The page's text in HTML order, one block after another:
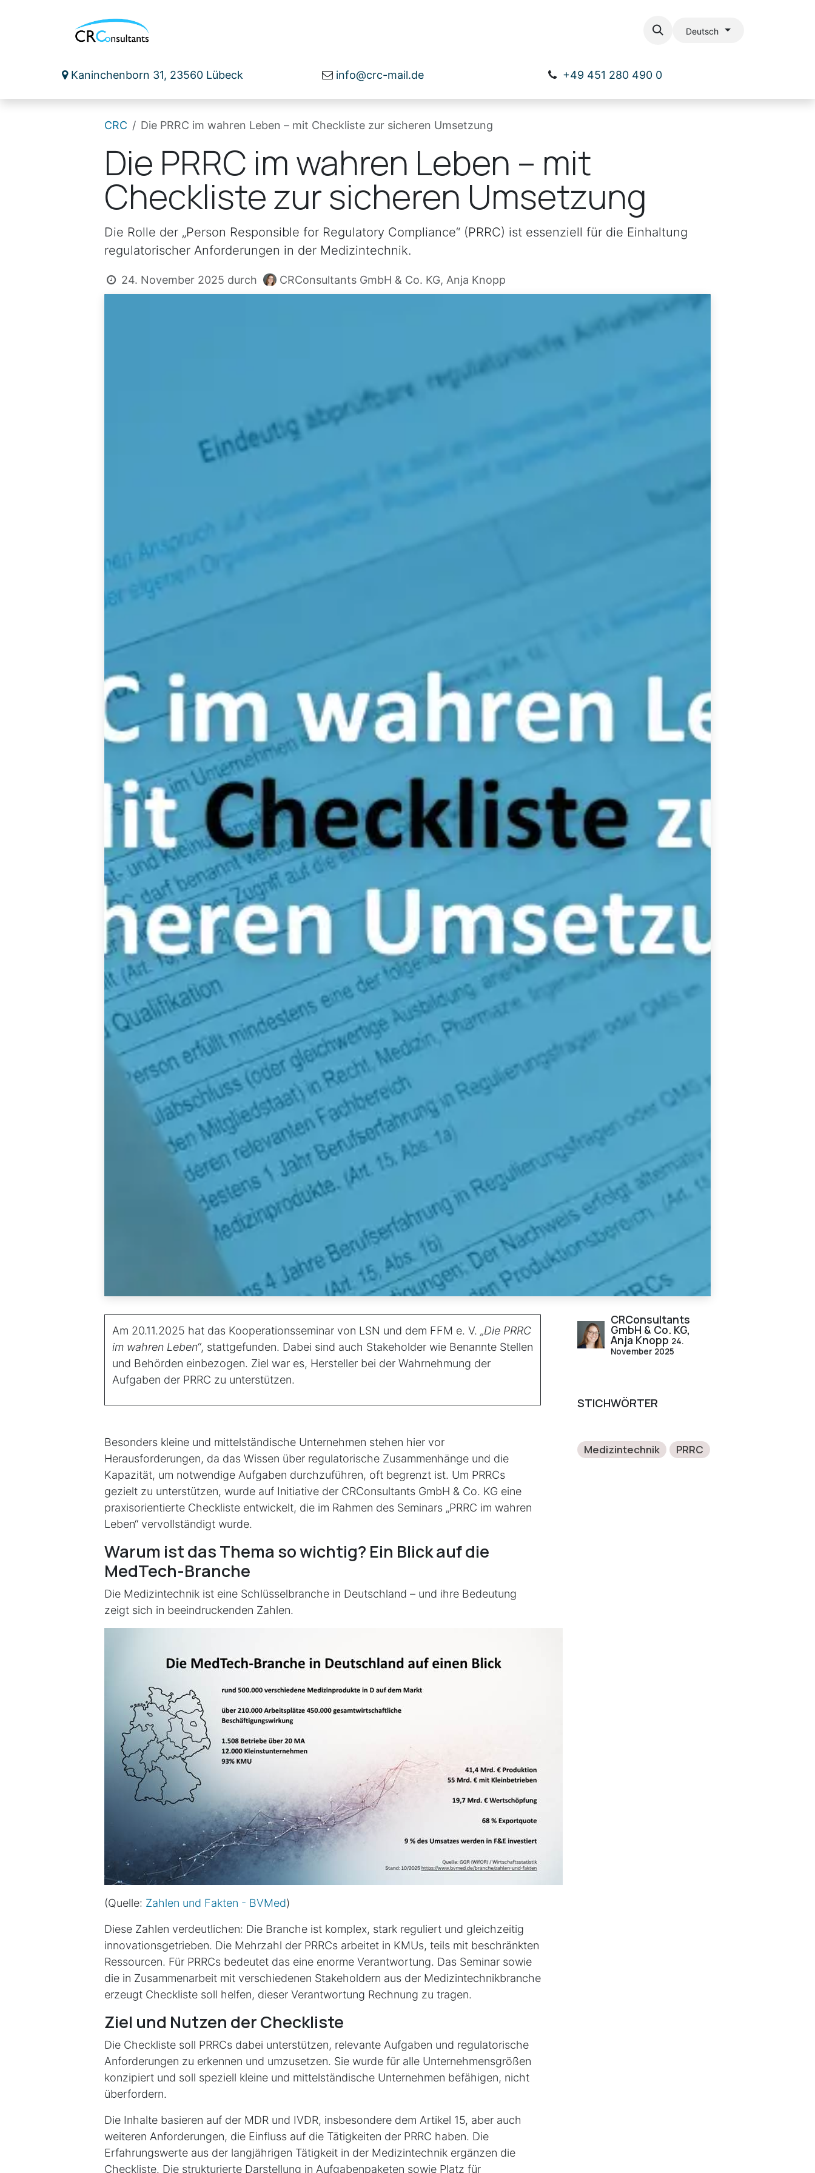
Maschinensicherheit Deutsch
Kaninchenborn 31, 23560 Lübeck info@crc-mail.de +49 451 280 490 0
CRC Die PRRC im wahren Leben – mit Checkliste zur sicheren Umsetzung
Die PRRC im wahren Leben – mit
Checkliste zur sicheren Umsetzung
Die Rolle der „Person Responsible for Regulatory Compliance“ (PRRC) ist essenziell für die Einhaltung
regulatorischer Anforderungen in der Medizintechnik.
24. November 2025 durch CRConsultants GmbH & Co. KG, Anja Knopp
Am 20.11.2025 hat das Kooperationsseminar von LSN und dem FFM e. V. „Die PRRC
im wahren Leben“, stattgefunden. Dabei sind auch Stakeholder wie Benannte Stellen
und Behörden einbezogen. Ziel war es, Hersteller bei der Wahrnehmung der
Aufgaben der PRRC zu unterstützen.
Besonders kleine und mittelständische Unternehmen stehen hier vor
Herausforderungen, da das Wissen über regulatorische Zusammenhänge und die
Kapazität, um notwendige Aufgaben durchzuführen, oft begrenzt ist. Um PRRCs
gezielt zu unterstützen, wurde auf Initiative der CRConsultants GmbH & Co. KG eine
praxisorientierte Checkliste entwickelt, die im Rahmen des Seminars „PRRC im wahren
Leben“ vervollständigt wurde.
Warum ist das Thema so wichtig? Ein Blick auf die
MedTech-Branche
Die Medizintechnik ist eine Schlüsselbranche in Deutschland – und ihre Bedeutung
zeigt sich in beeindruckenden Zahlen.
(Quelle: Zahlen und Fakten - BVMed)
Diese Zahlen verdeutlichen: Die Branche ist komplex, stark reguliert und gleichzeitig
innovationsgetrieben. Die Mehrzahl der PRRCs arbeitet in KMUs, teils mit beschränkten
Ressourcen. Für PRRCs bedeutet das eine enorme Verantwortung. Das Seminar sowie
die in Zusammenarbeit mit verschiedenen Stakeholdern aus der Medizintechnikbranche
erzeugt Checkliste soll helfen, dieser Verantwortung Rechnung zu tragen.
Ziel und Nutzen der Checkliste
Die Checkliste soll PRRCs dabei unterstützen, relevante Aufgaben und regulatorische
Anforderungen zu erkennen und umzusetzen. Sie wurde für alle Unternehmensgrößen
konzipiert und soll speziell kleine und mittelständische Unternehmen befähigen, nicht
überfordern.
Die Inhalte basieren auf der MDR und IVDR, insbesondere dem Artikel 15, aber auch
weiteren Anforderungen, die Einfluss auf die Tätigkeiten der PRRC haben. Die
Erfahrungswerte aus der langjährigen Tätigkeit in der Medizintechnik ergänzen die
Checkliste. Die strukturierte Darstellung in Aufgabenpaketen sowie Platz für
CRConsultants
GmbH & Co. KG,
Anja Knopp 24.
November 2025
STICHWÖRTER
Medizintechnik PRRC